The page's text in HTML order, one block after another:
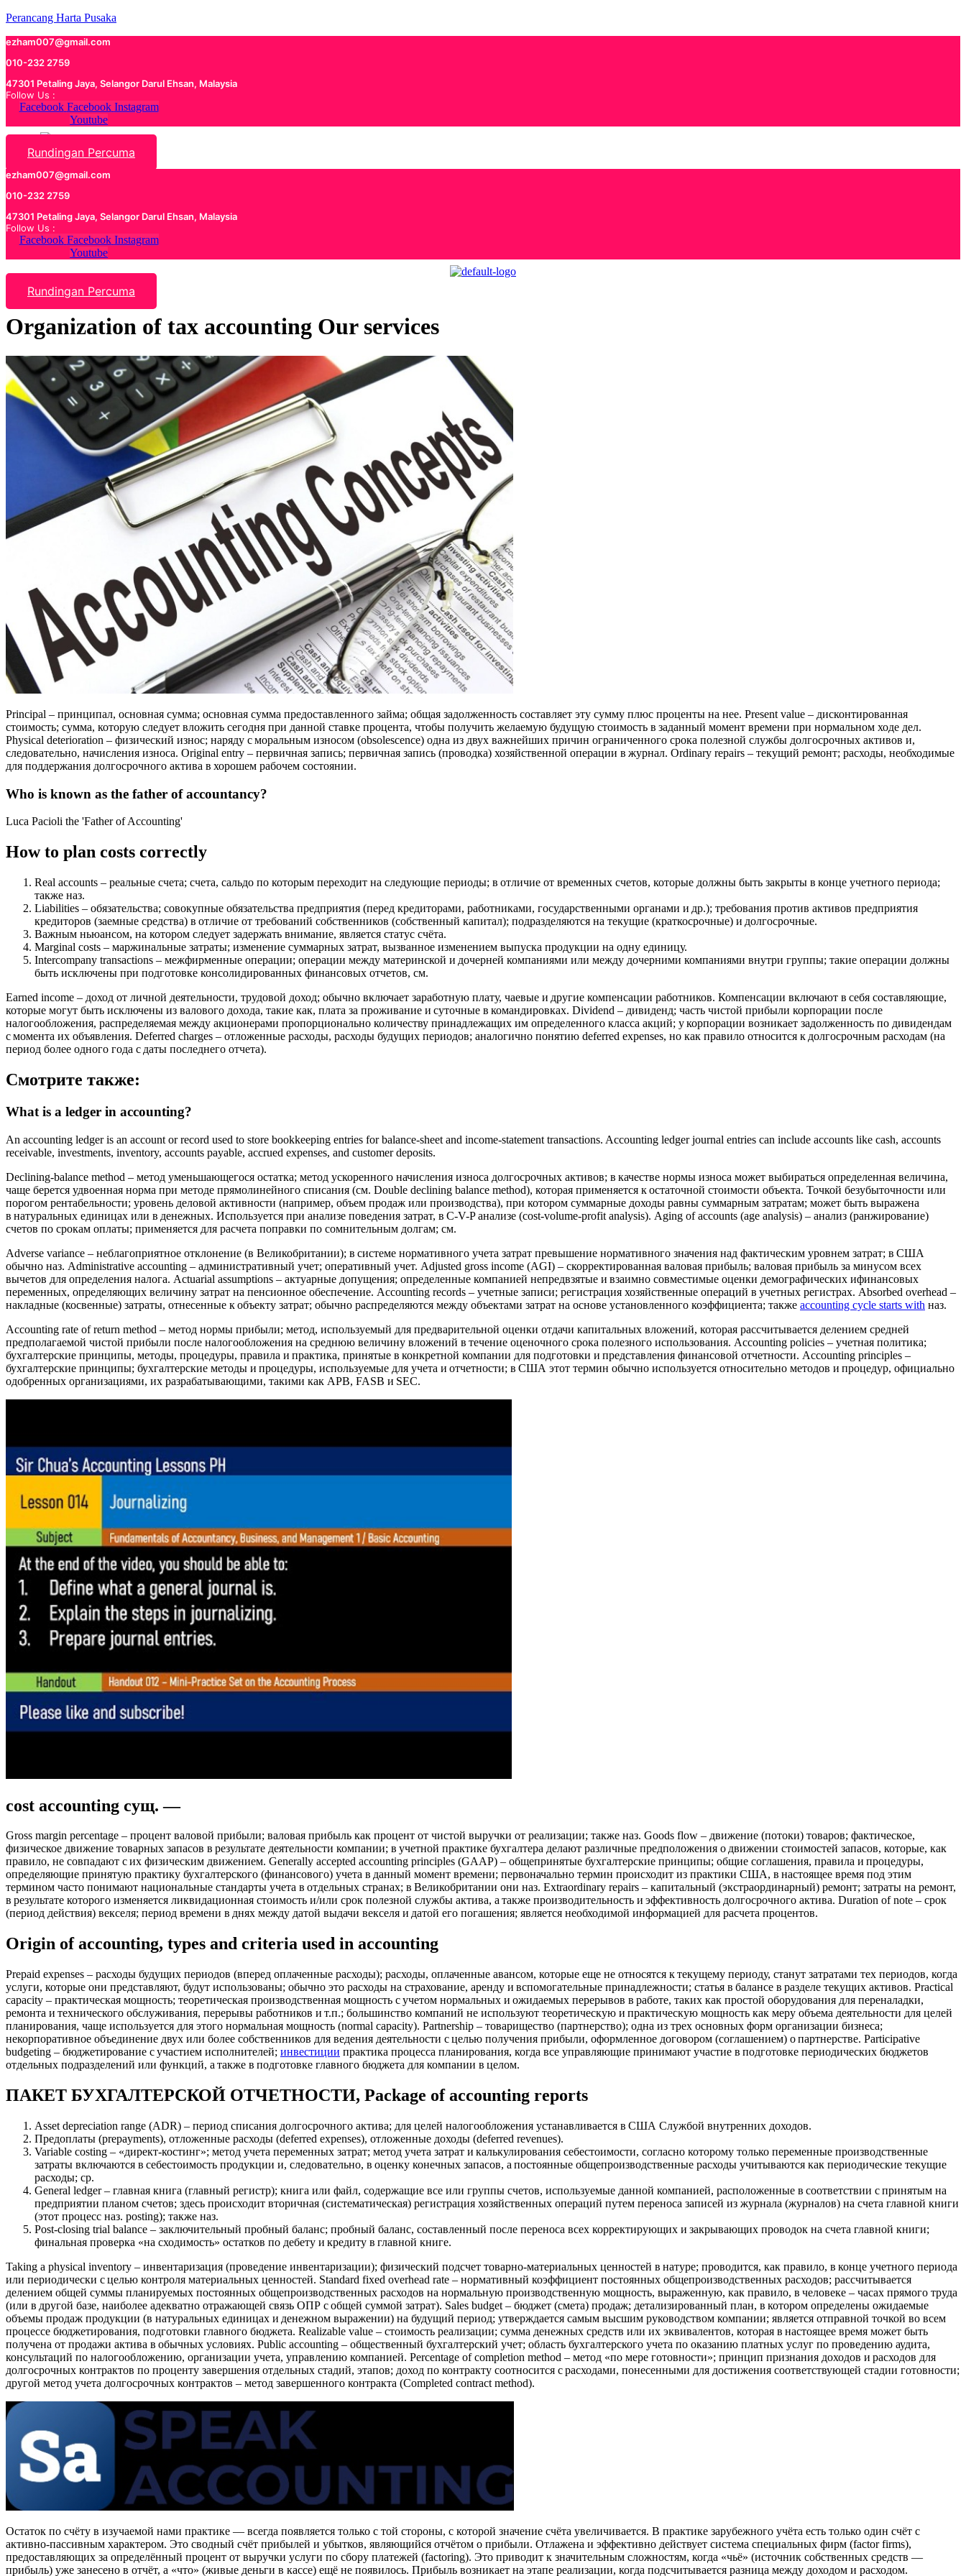
Perancang Harta Pusaka
ezham007@gmail.com
010-232 2759
47301 Petaling Jaya, Selangor Darul Ehsan, Malaysia
Follow Us :
Facebook Facebook Instagram
Youtube
Rundingan Percuma
ezham007@gmail.com
010-232 2759
47301 Petaling Jaya, Selangor Darul Ehsan, Malaysia
Follow Us :
Facebook Facebook Instagram
Youtube
Rundingan Percuma
Organization of tax accounting Our services
Principal – принципал, основная сумма; основная сумма предоставленного займа; общая задолженность составляет эту сумму плюс проценты на нее. Present value – дисконтированная
стоимость; сумма, которую следует вложить сегодня при данной ставке процента, чтобы получить желаемую будущую стоимость в заданный момент времени при нормальном ходе дел.
Physical deterioration – физический износ; наряду с моральным износом (obsolescence) одна из двух важнейших причин ограниченного срока полезной службы долгосрочных активов и,
следовательно, начисления износа. Original entry – первичная запись; первичная запись (проводка) хозяйственной операции в журнал. Ordinary repairs – текущий ремонт; расходы, необходимые
для поддержания долгосрочного актива в хорошем рабочем состоянии.
Who is known as the father of accountancy?
Luca Pacioli the 'Father of Accounting'
How to plan costs correctly
Real accounts – реальные счета; счета, сальдо по которым переходит на следующие периоды; в отличие от временных счетов, которые должны быть закрыты в конце учетного периода;
также наз.
Liabilities – обязательства; совокупные обязательства предприятия (перед кредиторами, работниками, государственными органами и др.); требования против активов предприятия
кредиторов (заемные средства) в отличие от требований собственников (собственный капитал); подразделяются на текущие (краткосрочные) и долгосрочные.
Важным ньюансом, на котором следует задержать внимание, является статус счёта.
Marginal costs – маржинальные затраты; изменение суммарных затрат, вызванное изменением выпуска продукции на одну единицу.
Intercompany transactions – межфирменные операции; операции между материнской и дочерней компаниями или между дочерними компаниями внутри группы; такие операции должны
быть исключены при подготовке консолидированных финансовых отчетов, см.
Earned income – доход от личной деятельности, трудовой доход; обычно включает заработную плату, чаевые и другие компенсации работников. Компенсации включают в себя составляющие,
которые могут быть исключены из валового дохода, такие как, плата за проживание и суточные в командировках. Dividend – дивиденд; часть чистой прибыли корпорации после
налогообложения, распределяемая между акционерами пропорционально количеству принадлежащих им определенного класса акций; у корпорации возникает задолженность по дивидендам
с момента их объявления. Deferred charges – отложенные расходы, расходы будущих периодов; аналогично понятию deferred expenses, но как правило относится к долгосрочным расходам (на
период более одного года с даты последнего отчета).
Смотрите также:
What is a ledger in accounting?
An accounting ledger is an account or record used to store bookkeeping entries for balance-sheet and income-statement transactions. Accounting ledger journal entries can include accounts like cash, accounts
receivable, investments, inventory, accounts payable, accrued expenses, and customer deposits.
Declining-balance method – метод уменьшающегося остатка; метод ускоренного начисления износа долгосрочных активов; в качестве нормы износа может выбираться определенная величина,
чаще берется удвоенная норма при методе прямолинейного списания (см. Double declining balance method), которая применяется к остаточной стоимости объекта. Точкой безубыточности или
порогом рентабельности; уровень деловой активности (например, объем продаж или производства), при котором суммарные доходы равны суммарным затратам; может быть выражена
в натуральных единицах или в денежных. Используется при анализе поведения затрат, в C-V-P анализе (cost-volume-profit analysis). Aging of accounts (age analysis) – анализ (ранжирование)
счетов по срокам оплаты; применяется для расчета поправки по сомнительным долгам; см.
Adverse variance – неблагоприятное отклонение (в Великобритании); в системе нормативного учета затрат превышение нормативного значения над фактическим уровнем затрат; в США
обычно наз. Administrative accounting – административный учет; оперативный учет. Adjusted gross income (AGI) – скорректированная валовая прибыль; валовая прибыль за минусом всех
вычетов для определения налога. Actuarial assumptions – актуарные допущения; определенные компанией непредвзятые и взаимно совместимые оценки демографических ифинансовых
переменных, определяющих величину затрат на пенсионное обеспечение. Accounting records – учетные записи; регистрация хозяйственные операций в учетных регистрах. Absorbed overhead –
накладные (косвенные) затраты, отнесенные к объекту затрат; обычно распределяются между объектами затрат на основе установленного коэффициента; также accounting cycle starts with наз.
Accounting rate of return method – метод нормы прибыли; метод, используемый для предварительной оценки отдачи капитальных вложений, которая рассчитывается делением средней
предполагаемой чистой прибыли после налогообложения на среднюю величину вложений в течение оценочного срока полезного использования. Accounting policies – учетная политика;
бухгалтерские принципы, методы, процедуры, правила и практика, принятые в конкретной компании для подготовки и представления финансовой отчетности. Accounting principles –
бухгалтерские принципы; бухгалтерские методы и процедуры, используемые для учета и отчетности; в США этот термин обычно используется относительно методов и процедур, официально
одобренных организациями, их разрабатывающими, такими как АРВ, FASB и SEC.
cost accounting сущ. —
Gross margin percentage – процент валовой прибыли; валовая прибыль как процент от чистой выручки от реализации; также наз. Goods flow – движение (потоки) товаров; фактическое,
физическое движение товарных запасов в результате деятельности компании; в учетной практике бухгалтера делают различные предположения о движении стоимостей запасов, которые, как
правило, не совпадают с их физическим движением. Generally accepted accounting principles (GAAP) – общепринятые бухгалтерские принципы; общие соглашения, правила и процедуры,
определяющие принятую практику бухгалтерского (финансового) учета в данный момент времени; первоначально термин происходит из практики США, в настоящее время под этим
термином часто понимают национальные стандарты учета в отдельных странах; в Великобритании они наз. Extraordinary repairs – капитальный (экстраординарный) ремонт; затраты на ремонт,
в результате которого изменяется ликвидационная стоимость и/или срок полезной службы актива, а также производительность и эффективность долгосрочного актива. Duration of note – срок
(период действия) векселя; период времени в днях между датой выдачи векселя и датой его погашения; является необходимой информацией для расчета процентов.
Origin of accounting, types and criteria used in accounting
Prepaid expenses – расходы будущих периодов (вперед оплаченные расходы); расходы, оплаченные авансом, которые еще не относятся к текущему периоду, станут затратами тех периодов, когда
услуги, которые они представляют, будут использованы; обычно это расходы на страхование, аренду и вспомогательные принадлежности; статья в балансе в разделе текущих активов. Practical
capacity – практическая мощность; теоретическая производственная мощность с учетом нормальных и ожидаемых перерывов в работе, таких как простой оборудования для переналадки,
ремонта и технического обслуживания, перерывы работников и т.п.; большинство компаний не используют теоретическую и практическую мощность как меру объема деятельности для целей
планирования, чаще используется для этого нормальная мощность (normal capacity). Partnership – товарищество (партнерство); одна из трех основных форм организации бизнеса;
некорпоративное объединение двух или более собственников для ведения деятельности с целью получения прибыли, оформленное договором (соглашением) о партнерстве. Participative
budgeting – бюджетирование с участием исполнителей; инвестиции практика процесса планирования, когда все управляющие принимают участие в подготовке периодических бюджетов
отдельных подразделений или функций, а также в подготовке главного бюджета для компании в целом.
ПАКЕТ БУХГАЛТЕРСКОЙ ОТЧЕТНОСТИ, Package of accounting repоrts
Asset depreciation range (ADR) – период списания долгосрочного актива; для целей налогообложения устанавливается в США Службой внутренних доходов.
Предоплаты (prepayments), отложенные расходы (deferred expenses), отложенные доходы (deferred revenues).
Variable costing – «директ-костинг»; метод учета переменных затрат; метод учета затрат и калькулирования себестоимости, согласно которому только переменные производственные
затраты включаются в себестоимость продукции и, следовательно, в оценку конечных запасов, а постоянные общепроизводственные расходы учитываются как периодические текущие
расходы; ср.
General ledger – главная книга (главный регистр); книга или файл, содержащие все или группы счетов, используемые данной компанией, расположенные в соответствии с принятым на
предприятии планом счетов; здесь происходит вторичная (систематическая) регистрация хозяйственных операций путем переноса записей из журнала (журналов) на счета главной книги
(этот процесс наз. posting); также наз.
Post-closing trial balance – заключительный пробный баланс; пробный баланс, составленный после переноса всех корректирующих и закрывающих проводок на счета главной книги;
финальная проверка «на сходимость» остатков по дебету и кредиту в главной книге.
Taking a physical inventory – инвентаризация (проведение инвентаризации); физический подсчет товарно-материальных ценностей в натуре; проводится, как правило, в конце учетного периода
или периодически с целью контроля материальных ценностей. Standard fixed overhead rate – нормативный коэффициент постоянных общепроизводственных расходов; рассчитывается
делением общей суммы планируемых постоянных общепроизводственных расходов на нормальную производственную мощность, выраженную, как правило, в человеке – часах прямого труда
(или в другой базе, наиболее адекватно отражающей связь ОПР с общей суммой затрат). Sales budget – бюджет (смета) продаж; детализированный план, в котором определены ожидаемые
объемы продаж продукции (в натуральных единицах и денежном выражении) на будущий период; утверждается самым высшим руководством компании; является отправной точкой во всем
процессе бюджетирования, подготовки главного бюджета. Realizable value – стоимость реализации; сумма денежных средств или их эквивалентов, которая в настоящее время может быть
получена от продажи актива в обычных условиях. Public accounting – общественный бухгалтерский учет; область бухгалтерского учета по оказанию платных услуг по проведению аудита,
консультаций по налогообложению, организации учета, управлению компанией. Percentage of completion method – метод «по мере готовности»; принцип признания доходов и расходов для
долгосрочных контрактов по проценту завершения отдельных стадий, этапов; доход по контракту соотносится с расходами, понесенными для достижения соответствующей стадии готовности;
другой метод учета долгосрочных контрактов – метод завершенного контракта (Completed contract method).
Остаток по счёту в изучаемой нами практике — всегда появляется только с той стороны, с которой значение счёта увеличивается. В практике зарубежного учёта есть только один счёт с
активно-пассивным характером. Это сводный счёт прибылей и убытков, являющийся отчётом о прибыли. Отлажена и эффективно действует система специальных фирм (factor firms),
предоставляющих за определённый процент от выручки услуги по сбору платежей (factoring). Это приводит к значительным сложностям, когда «чьё» (источник собственных средств —
прибыль) уже занесено в отчёт, а «что» (живые деньги в кассе) ещё не появилось. Прибыль возникает на этапе реализации, когда подсчитывается разница между доходом и расходом.